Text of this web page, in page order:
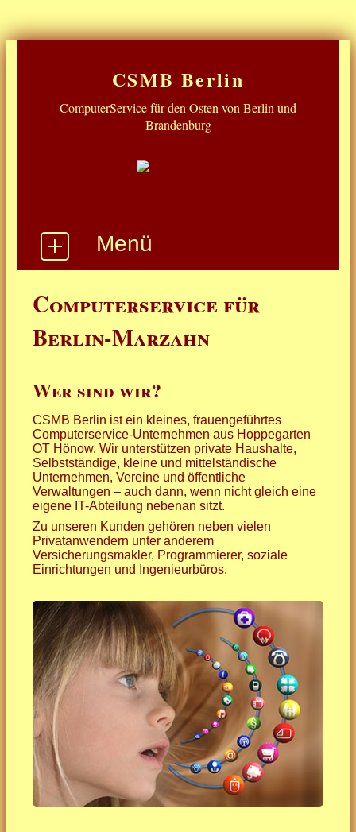
CSMB Berlin
ComputerService für den Osten von Berlin und
Brandenburg
Menü
Win10 Supportende
... für mehr
... für Ihr Netzwerk
... für schnelles Internet
... für Ihr Schätzchen
... für Büro und Homeoffice
Qualifikationen
Kundenmeinungen
Preise
Kontakt
Computerservice für
Berlin-Marzahn
Wer sind wir?
CSMB Berlin ist ein kleines, frauengeführtes
Computerservice-Unternehmen aus Hoppegarten
OT Hönow. Wir unterstützen private Haushalte,
Selbstständige, kleine und mittelständische
Unternehmen, Vereine und öffentliche
Verwaltungen – auch dann, wenn nicht gleich eine
eigene IT-Abteilung nebenan sitzt.
Zu unseren Kunden gehören neben vielen
Privatanwendern unter anderem
Versicherungsmakler, Programmierer, soziale
Einrichtungen und Ingenieurbüros.